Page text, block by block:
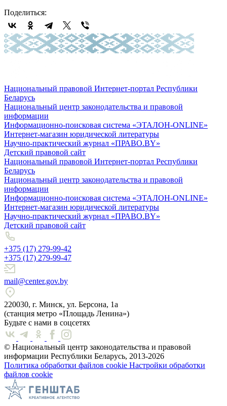
Поделиться:
Национальный правовой Интернет-портал Республики
Беларусь
Национальный центр законодательства и правовой
информации
Информационно-поисковая система «ЭТАЛОН-ONLINE»
Интернет-магазин юридической литературы
Научно-практический журнал «ПРАВО.BY»
Детский правовой сайт
Национальный правовой Интернет-портал Республики
Беларусь
Национальный центр законодательства и правовой
информации
Информационно-поисковая система «ЭТАЛОН-ONLINE»
Интернет-магазин юридической литературы
Научно-практический журнал «ПРАВО.BY»
Детский правовой сайт
+375 (17) 279-99-42
+375 (17) 279-99-47
mail@center.gov.by
220030, г. Минск, ул. Берсона, 1а
(станция метро «Площадь Ленина»)
Будьте с нами в соцсетях
© Национальный центр законодательства и правовой
информации Республики Беларусь, 2013-2026
Политика обработки файлов cookie Настройки обработки
файлов cookie